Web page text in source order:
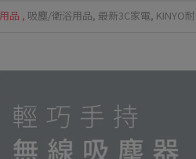
品 , 吸塵/衛浴用品, 最新3C家電, KINYO